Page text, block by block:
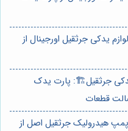
یدکی جرثقیل اورجینال از
جرثقیل🏗️: پارت یدک
قطعات
پمپ هیدرولیک جرثقیل اصل از